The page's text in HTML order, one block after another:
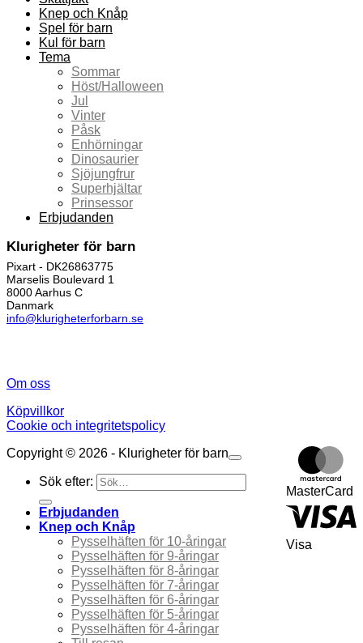
Knep och Knåp
Spel för barn
Kul för barn
Tema
Sommar
Höst/Halloween
Jul
Vinter
Påsk
Enhörningar
Dinosaurier
Sjöjungfrur
Superhjältar
Prinsessor
Erbjudanden
Klurigheter för barn
Pixart - DK26863775
Marselis Boulevard 1
8000 Aarhus C
Danmark
info@klurigheterforbarn.se
Om oss
Köpvillkor
Cookie och integritetspolicy
MasterCard
Visa
Copyright © 2026 - Klurigheter för barn
Sök efter:
Erbjudanden
Knep och Knåp
Pysselhäften för 10-åringar
Pysselhäften för 9-åringar
Pysselhäften för 8-åringar
Pysselhäften för 7-åringar
Pysselhäften för 6-åringar
Pysselhäften för 5-åringar
Pysselhäften för 4-åringar